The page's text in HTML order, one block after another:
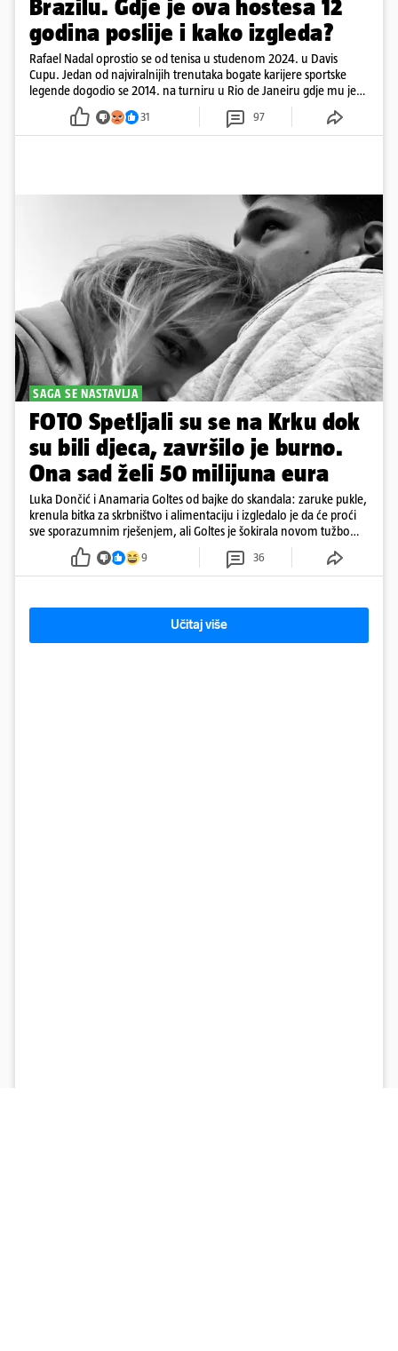
Brazilu. Gdje je ova hostesa 12
godina poslije i kako izgleda?
Rafael Nadal oprostio se od tenisa u studenom 2024. u Davis
Cupu. Jedan od najviralnijih trenutaka bogate karijere sportske
legende dogodio se 2014. na turniru u Rio de Janeiru gdje mu je
pažnju odvlačila ljepotica iza klupe
31 97
SAGA SE NASTAVLJA
FOTO Spetljali su se na Krku dok
su bili djeca, završilo je burno.
Ona sad želi 50 milijuna eura
Luka Dončić i Anamaria Goltes od bajke do skandala: zaruke pukle,
krenula bitka za skrbništvo i alimentaciju i izgledalo je da će proći
sve sporazumnim rješenjem, ali Goltes je šokirala novom tužbom
u Sloveniji
9 36
Učitaj više